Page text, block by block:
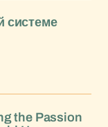
системе
the Passion